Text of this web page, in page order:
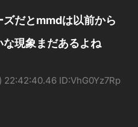
だとmmdは以前から
現象まだあるよね
ID:VhG0Yz7Rp